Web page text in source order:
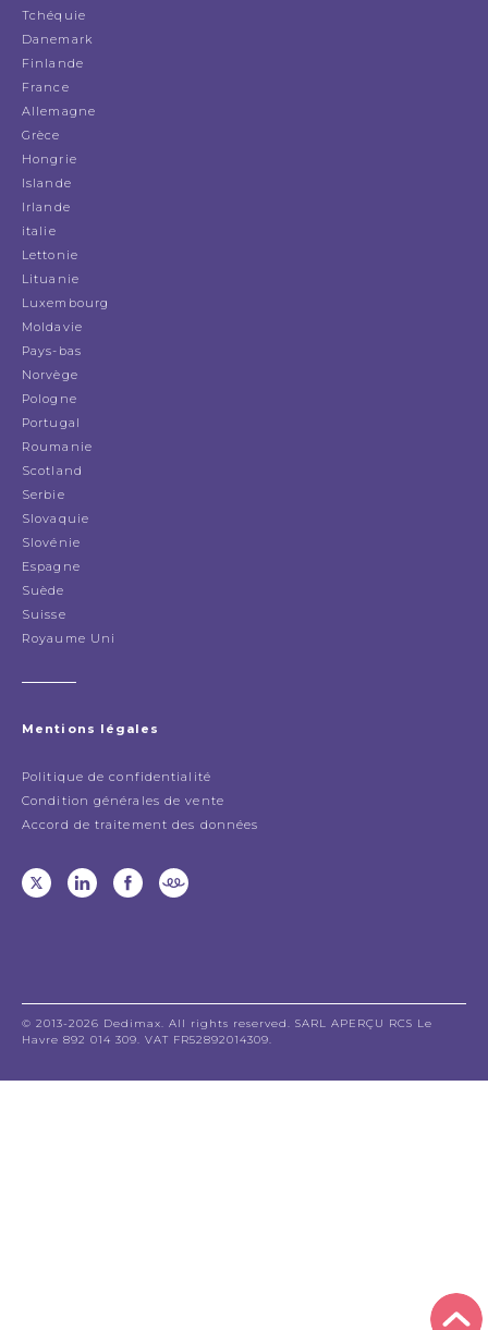
Tchéquie
Danemark
Finlande
France
Allemagne
Grèce
Hongrie
Islande
Irlande
italie
Lettonie
Lituanie
Luxembourg
Moldavie
Pays-bas
Norvège
Pologne
Portugal
Roumanie
Scotland
Serbie
Slovaquie
Slovénie
Espagne
Suède
Suisse
Royaume Uni
Mentions légales
Politique de confidentialité
Condition générales de vente
Accord de traitement des données
© 2013-2026 Dedimax. All rights reserved. SARL APERÇU RCS Le
Havre 892 014 309. VAT FR52892014309.